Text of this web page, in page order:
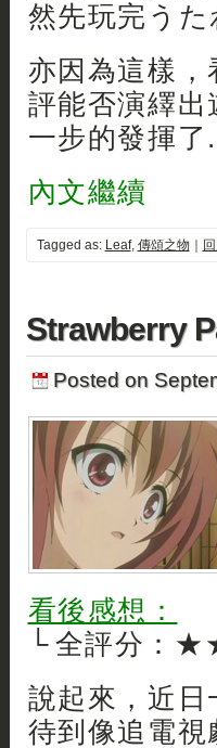
然先玩完う
亦因為這樣
評能否演繹
一步的發揮了
內文繼續
Tagged as: Leaf, 傳頌之物
Strawberry
Posted on
看後感想：
└ 全評分：
說起來，近
待到像追電